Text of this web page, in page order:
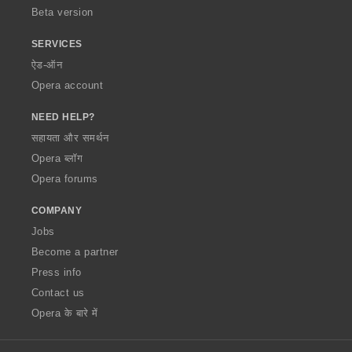
Beta version
SERVICES
ऐड-ऑन
Opera account
NEED HELP?
सहायता और समर्थन
Opera ब्लॉग
Opera forums
COMPANY
Jobs
Become a partner
Press info
Contact us
Opera के बारे में